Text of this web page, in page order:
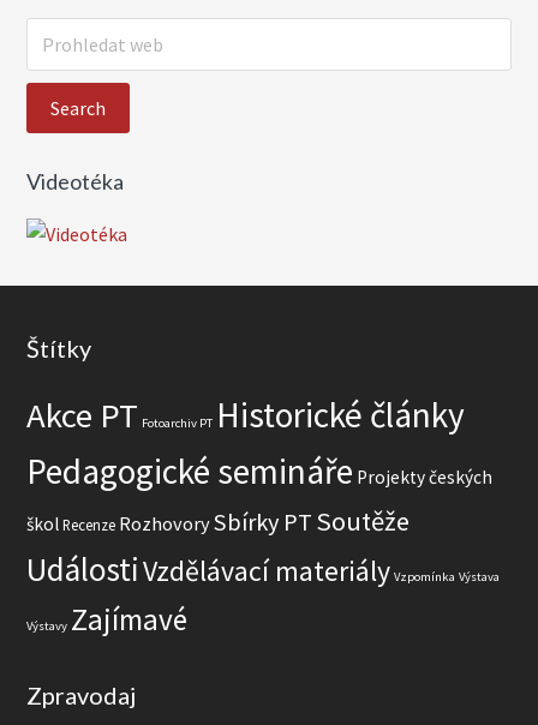
r
h
e
d
t
e
Videotéka
Footer
Štítky
Akce PT Fotoarchiv PT Historické články
Pedagogické semináře Projekty českých
škol Recenze RozhovorySbírky PTSoutěže
UdálostiVzdělávací materiály Vzpomínka Výstava
Výstavy Zajímavé
Zpravodaj